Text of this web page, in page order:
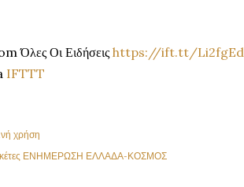
Όλες Οι Ειδήσεις https://ift.tt/Li2fgEd
IFTTT
χρήση
ΕΝΗΜΕΡΩΣΗ ΕΛΛΑΔΑ-ΚΟΣΜΟΣ